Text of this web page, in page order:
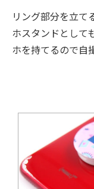
リング部分を立て
ホスタンドとして
ホを持てるので自